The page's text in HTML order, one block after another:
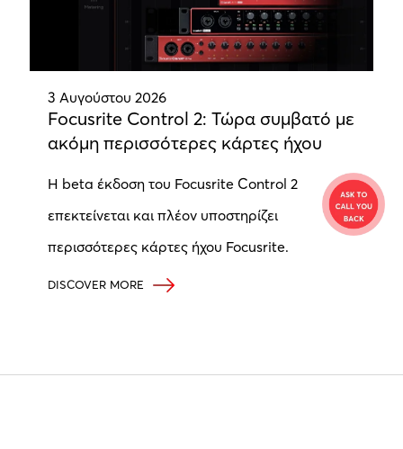
3 Αυγούστου 2026
Focusrite Control 2: Τώρα συμβατό με
ακόμη περισσότερες κάρτες ήχου
Η beta έκδοση του Focusrite Control 2
επεκτείνεται και πλέον υποστηρίζει
περισσότερες κάρτες ήχου Focusrite.
DISCOVER MORE